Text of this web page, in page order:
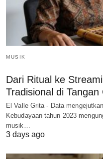
MUSIK
Dari Ritual ke
Tradisional di Tangan
El Valle Grita - Data
Kebudayaan tahun 2023
musik…
3 days ago